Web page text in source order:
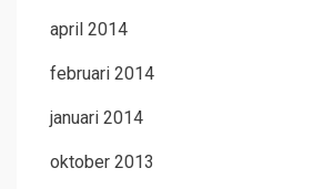
april 2014
februari 2014
januari 2014
oktober 2013